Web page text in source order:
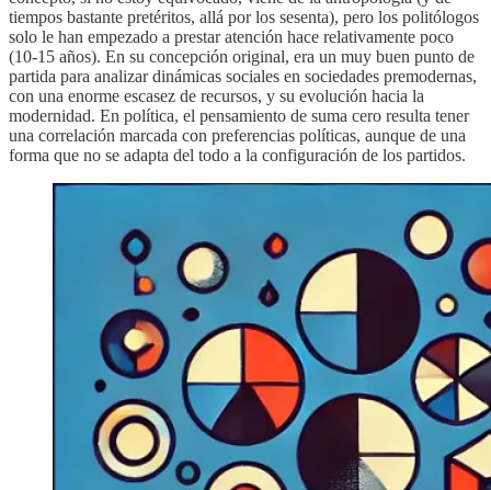
tiempos bastante pretéritos, allá por los sesenta), pero los politólogos
solo le han empezado a prestar atención hace relativamente poco
(10-15 años). En su concepción original, era un muy buen punto de
partida para analizar dinámicas sociales en sociedades premodernas,
con una enorme escasez de recursos, y su evolución hacia la
modernidad. En política, el pensamiento de suma cero resulta tener
una correlación marcada con preferencias políticas, aunque de una
forma que no se adapta del todo a la configuración de los partidos.